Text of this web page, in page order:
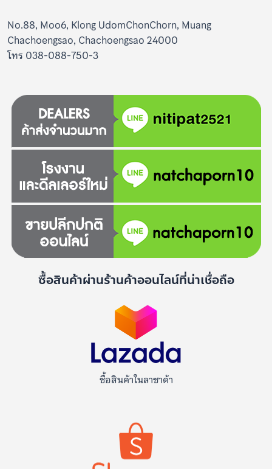
No.88, Moo6, Klong UdomChonChorn, Muang
Chachoengsao, Chachoengsao 24000
โทร 038-088-750-3
ซื้อสินค้าผ่านร้านค้าออนไลน์ที่น่าเชื่อถือ
ซื้อสินค้าในลาซาด้า